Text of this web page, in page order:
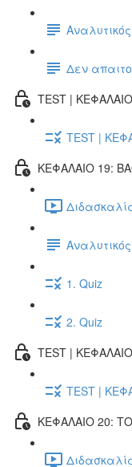
Δεν
TEST |
TEST |
ΚΕΦΑΛΑΙΟ 19:
1. Quiz
2. Quiz
TEST |
TEST |
ΚΕΦΑΛΑΙΟ 20: